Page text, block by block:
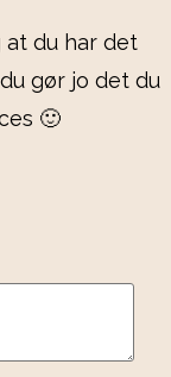
at du har det
gør jo det du
🙂